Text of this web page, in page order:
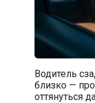
Водитель
близко —
оттянуться